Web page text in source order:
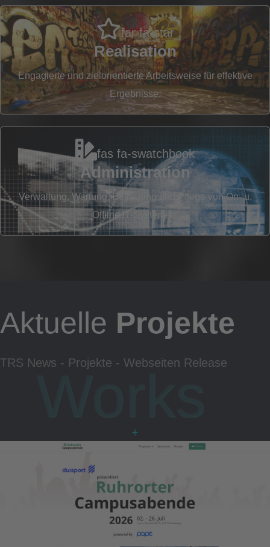
far fa-star
Realisation
Engagierte und zielorientierte Arbeitsweise für effektive
Ergebnisse.
fas fa-swatchbook
Administration
Verwaltung, Wartung, Betreuung und Pflege von On- u.
Offline IT-Systemen.
Aktuelle Projekte
TRS News - Projekte - Webseiten Release
+